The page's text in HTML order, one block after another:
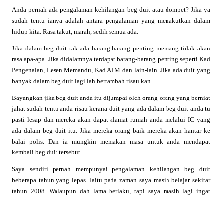
Anda pernah ada pengalaman kehilangan beg duit atau dompet? Jika ya
sudah tentu ianya adalah antara pengalaman yang menakutkan dalam
hidup kita. Rasa takut, marah, sedih semua ada.
Jika dalam beg duit tak ada barang-barang penting memang tidak akan
rasa apa-apa. Jika didalamnya terdapat barang-barang penting seperti Kad
Pengenalan, Lesen Memandu, Kad ATM dan lain-lain. Jika ada duit yang
banyak dalam beg duit lagi lah bertambah risau kan.
Bayangkan jika beg duit anda itu dijumpai oleh orang-orang yang berniat
jahat sudah tentu anda risau kerana duit yang ada dalam beg duit anda tu
pasti lesap dan mereka akan dapat alamat rumah anda melalui IC yang
ada dalam beg duit itu. Jika mereka orang baik mereka akan hantar ke
balai polis. Dan ia mungkin memakan masa untuk anda mendapat
kembali beg duit tersebut.
Saya sendiri pernah mempunyai pengalaman kehilangan beg duit
beberapa tahun yang lepas. Iaitu pada zaman saya masih belajar sekitar
tahun 2008. Walaupun dah lama berlaku, tapi saya masih lagi ingat